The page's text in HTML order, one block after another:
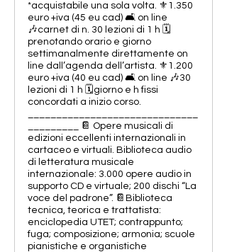
*acquistabile una sola volta. ⚜️1.350
euro +iva (45 eu cad) 🛋️ on line
🎶carnet di n. 30 lezioni di 1 h 🗓️
prenotando orario e giorno
settimanalmente direttamente on
line dall’agenda dell’artista. ⚜️1.200
euro +iva (40 eu cad) 🛋️ on line 🎶30
lezioni di 1 h 🗓️giorno e h fissi
concordati a inizio corso.
_________ 📔 Opere musicali di
edizioni eccellenti internazionali in
cartaceo e virtuali. Biblioteca audio
di letteratura musicale
internazionale: 3.000 opere audio in
supporto CD e virtuale; 200 dischi “La
voce del padrone”. 📔Biblioteca
tecnica, teorica e trattatista:
enciclopedia UTET; contrappunto;
fuga; composizione; armonia; scuole
pianistiche e organistiche